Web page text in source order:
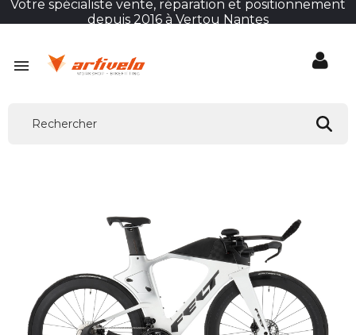
Votre spécialiste vente, réparation et positionnement
depuis 2016 à Vertou Nantes
